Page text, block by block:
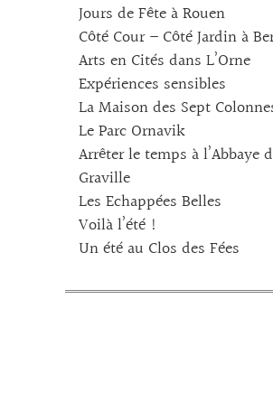
Jours de Fête à Rouen
Côté Cour – Côté Jardin à
Arts en Cités dans L’Orne
Expériences sensibles
La Maison des Sept
Le Parc Ornavik
Arrêter le temps à l’Abbaye
Graville
Les Echappées Belles
Voilà l’été !
Un été au Clos des Fées